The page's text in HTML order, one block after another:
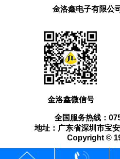
NJR晶振
高利奇晶振
维管晶振
拉隆晶振 格
IDTcrystal
晶振 晶振
AEK晶振 AEL
Crystek晶振
金洛鑫电子有限公司
金洛鑫微信号
全国服务热线：
地址：广东省深圳市宝
Copyright ©